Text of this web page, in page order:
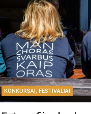
KONKURSAI, FESTIVALIAI